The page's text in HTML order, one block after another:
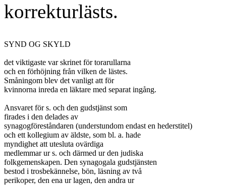
korrekturlästs.
SYND OG SKYLD
det viktigaste var skrinet för torarullarna
och en förhöjning från vilken de lästes.
Småningom blev det vanligt att för
kvinnorna inreda en läktare med separat ingång.
Ansvaret för s. och den gudstjänst som
firades i den delades av
synagogföreståndaren (understundom endast en hederstitel)
och ett kollegium av äldste, som bl. a. hade
myndighet att utesluta ovärdiga
medlemmar ur s. och därmed ur den judiska
folkgemenskapen. Den synagogala gudstjänsten
bestod i trosbekännelse, bön, läsning av två
perikoper, den ena ur lagen, den andra ur